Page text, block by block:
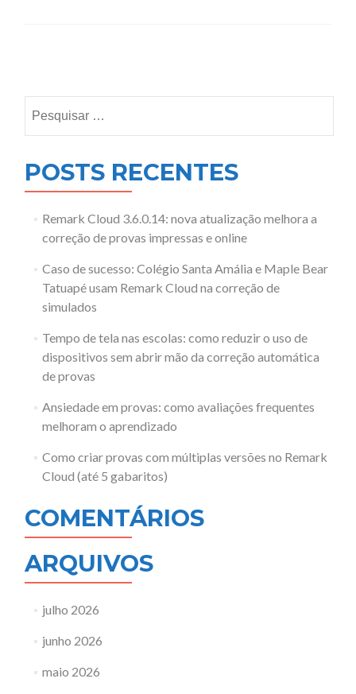
navigation
por:
POSTS RECENTES
Remark Cloud 3.6.0.14: nova atualização melhora a
correção de provas impressas e online
Caso de sucesso: Colégio Santa Amália e Maple Bear
Tatuapé usam Remark Cloud na correção de
simulados
Tempo de tela nas escolas: como reduzir o uso de
dispositivos sem abrir mão da correção automática
de provas
Ansiedade em provas: como avaliações frequentes
melhoram o aprendizado
Como criar provas com múltiplas versões no Remark
Cloud (até 5 gabaritos)
COMENTÁRIOS
ARQUIVOS
julho 2026
junho 2026
maio 2026